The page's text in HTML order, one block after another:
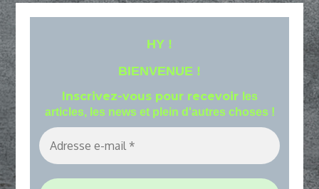
HY !
BIENVENUE !
Inscrivez-vous pour recevoir les
articles, les news et plein d'autres choses !